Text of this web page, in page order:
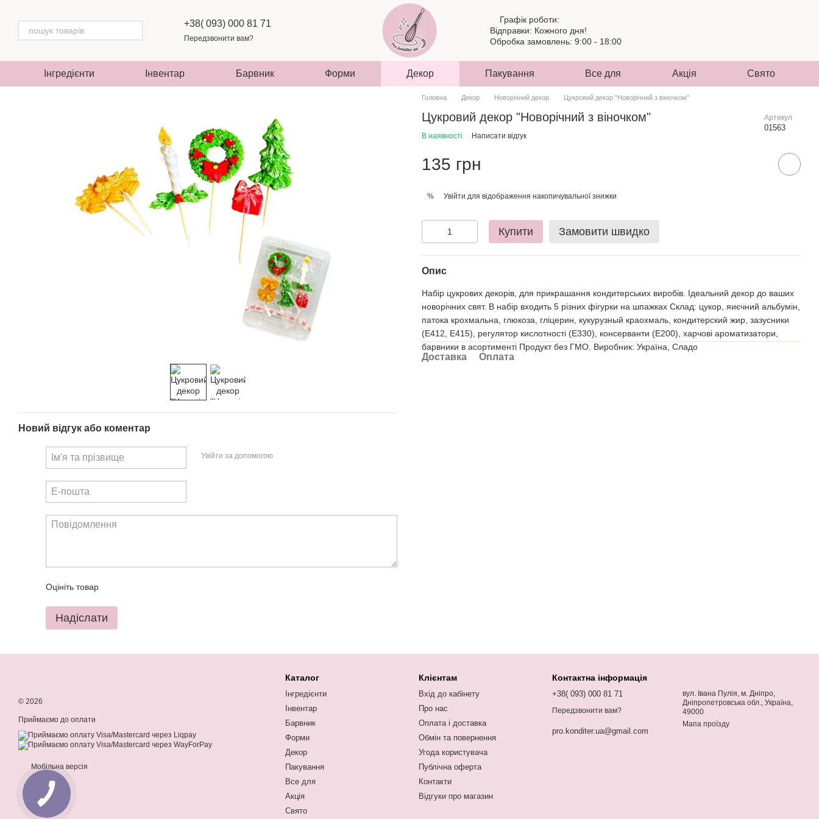
+38( 093) 000 81 71
Передзвонити вам?
Графік роботи:
Відправки: Кожного дня!
Обробка замовлень: 9:00 - 18:00
Інгредієнти Інвентар Барвник Форми Декор Пакування Все для Акція Свято
Новий відгук або коментар
Увійти за допомогою
Оцініть товар
Надіслати
Головна Декор Новорічний декор Цукровий декор "Новорічний з віночком"
Цукровий декор "Новорічний з віночком" Артикул
01563
В наявності Написати відгук
135 грн
% Увійти для відображення накопичувальної знижки
Купити Замовити швидко
Опис
Набір цукрових декорів, для прикрашання кондитерських виробів. Ідеальний декор до ваших
новорічних свят. В набір входить 5 різних фігурки на шпажках Склад: цукор, яиєчний альбумін,
патока крохмальна, глюкоза, гліцерин, кукурузный краохмаль, кондитерский жир, зазусники
(Е412, Е415), регулятор кислотності (Е330), консерванти (Е200), харчові ароматизатори,
барвники в асортименті Продукт без ГМО. Виробник: Україна, Сладо
Доставка Оплата
© 2026
Приймаємо до оплати
Мобільна версія
Каталог
Інгредієнти
Інвентар
Барвник
Форми
Декор
Пакування
Все для
Акція
Свято
Клієнтам
Вхід до кабінету
Про нас
Оплата і доставка
Обмін та повернення
Угода користувача
Публічна оферта
Контакти
Відгуки про магазин
Контактна інформація
+38( 093) 000 81 71
Передзвонити вам?
pro.konditer.ua@gmail.com
вул. Івана Пулія, м. Дніпро,
Дніпропетровська обл., Україна,
49000
Мапа проїзду